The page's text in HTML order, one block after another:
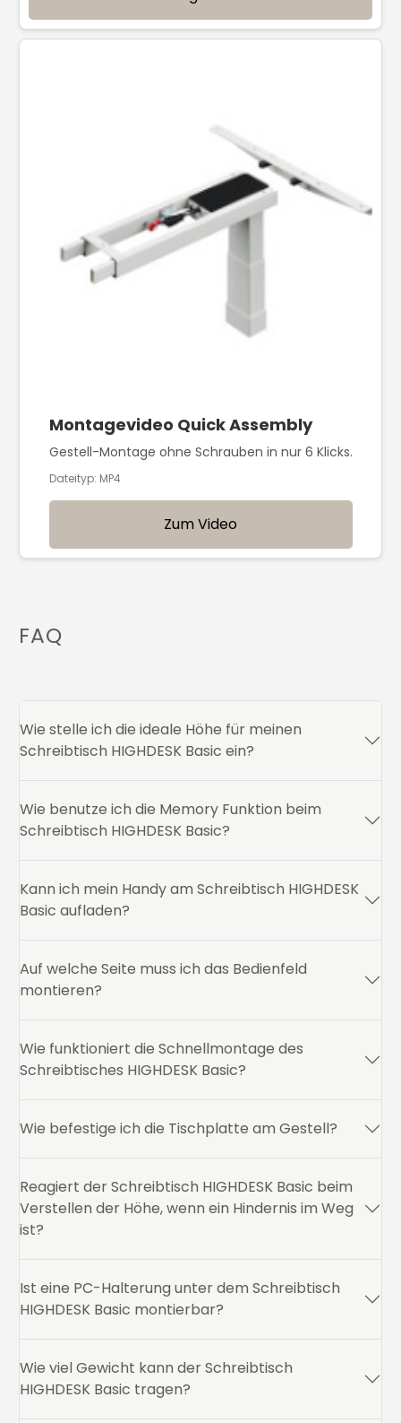
Montagevideo Quick Assembly
Gestell-Montage ohne Schrauben in nur 6 Klicks.
Dateityp: MP4
Zum Video
FAQ
Wie stelle ich die ideale Höhe für meinen
Schreibtisch HIGHDESK Basic ein?
Wie benutze ich die Memory Funktion beim
Schreibtisch HIGHDESK Basic?
Kann ich mein Handy am Schreibtisch HIGHDESK
Basic aufladen?
Auf welche Seite muss ich das Bedienfeld
montieren?
Wie funktioniert die Schnellmontage des
Schreibtisches HIGHDESK Basic?
Wie befestige ich die Tischplatte am Gestell?
Reagiert der Schreibtisch HIGHDESK Basic beim
Verstellen der Höhe, wenn ein Hindernis im Weg
ist?
Ist eine PC-Halterung unter dem Schreibtisch
HIGHDESK Basic montierbar?
Wie viel Gewicht kann der Schreibtisch
HIGHDESK Basic tragen?